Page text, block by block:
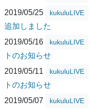
2019/05/25 kukuluLIVE
追加しました
2019/05/16
kukuluLIVE
トのお知らせ
2019/05/11
kukuluLIVE
トのお知らせ
2019/05/07
kukuluLIVE